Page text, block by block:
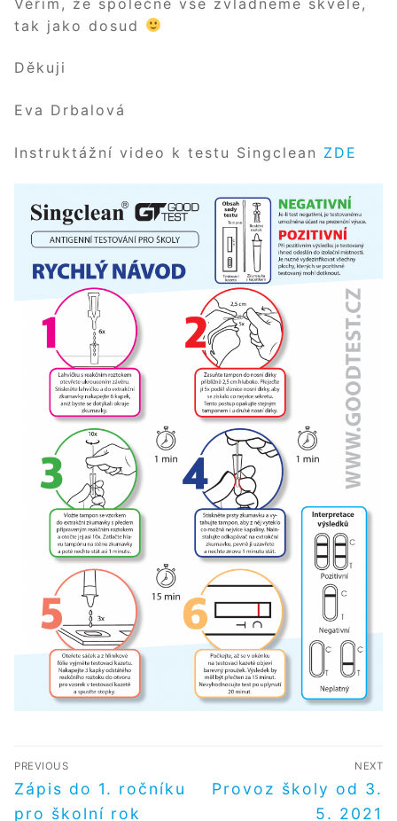
tak jako dosud
Děkuji
Eva Drbalová
Instruktážní video k testu Singclean ZDE
NAVIGACE
PRO
PREVIOUS
Předchozí
příspěvek
Zápis do 1. ročníku
pro školní rok
NEXT
Další
Provoz školy od 3.
5. 2021